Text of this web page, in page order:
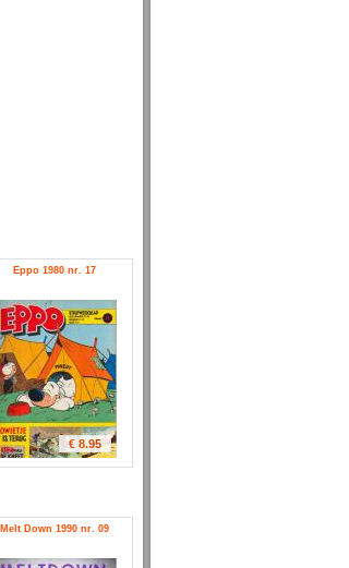
Eppo 1980 nr. 17
€ 8.95
Melt Down 1990 nr. 09